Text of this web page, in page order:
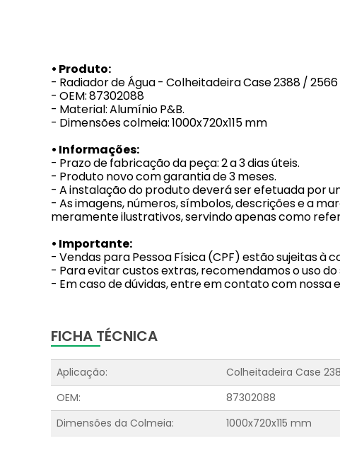
• Produto:
- Radiador de Água - Colheitadeira Case 2388 / 2566
- OEM: 87302088
- Material: Alumínio P&B.
- Dimensões colmeia: 1000x720x115 mm
• Informações:
- Prazo de fabricação da peça: 2 a 3 dias úteis.
- Produto novo com garantia de 3 meses.
- A instalação do produto deverá ser efetuada por
- As imagens, números, símbolos, descrições e a
meramente ilustrativos, servindo apenas como
• Importante:
- Vendas para Pessoa Física (CPF) estão sujeitas à
- Para evitar custos extras, recomendamos o uso do
- Em caso de dúvidas, entre em contato com nossa
FICHA TÉCNICA
Aplicação:
Colheitadeira Case
OEM:
87302088
Dimensões da Colmeia:
1000x720x115 mm